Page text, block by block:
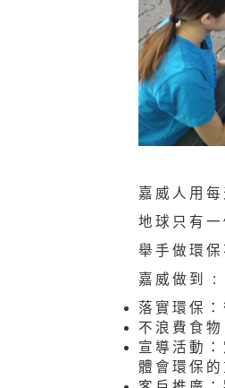
嘉威人用
地球只有
舉手做環
嘉威做到 :
落實環保
不浪費食
宣導活動
體會環保的